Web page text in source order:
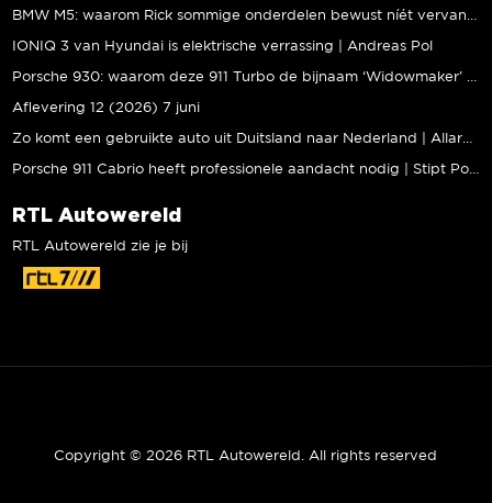
IONIQ 3 van Hyundai is elektrische verrassing | Andreas Pol
Aflevering 12 (2026) 7 juni
RTL Autowereld
RTL Autowereld zie je bij
Copyright © 2026 RTL Autowereld. All rights reserved